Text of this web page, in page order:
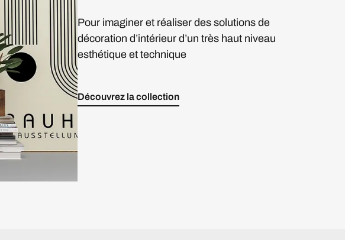
Pour imaginer et réaliser des solutions de
décoration d’intérieur d’un très haut niveau
esthétique et technique
Découvrez la collection